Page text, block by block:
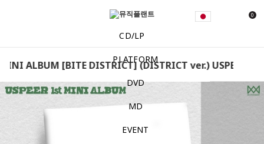
0
CD/LP
PLATFORM
DVD
MD
EVENT
ALBUM [BITE DISTRICT] (DISTRICT ver.) USPEER -